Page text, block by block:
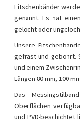
Fitschenbänder
genannt. Es hat
gelocht oder
Unsere
gefräst und gebohrt.
und einem
Längen 80 mm, 100
Das
Oberflächen
und PVD-beschichtet